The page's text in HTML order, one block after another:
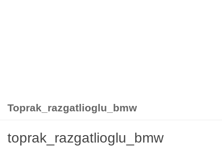
Toprak_razgatlioglu_bmw
toprak_razgatlioglu_bmw